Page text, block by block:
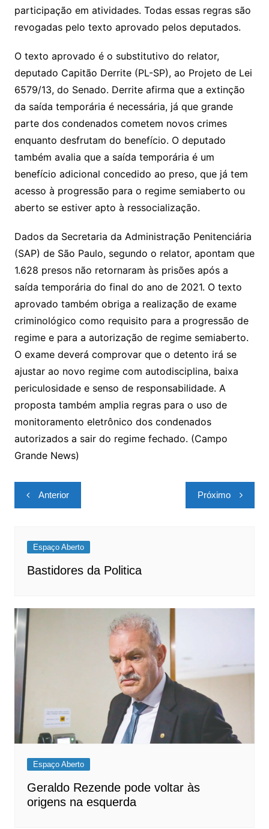
participação em atividades. Todas essas regras são
revogadas pelo texto aprovado pelos deputados.
O texto aprovado é o substitutivo do relator,
deputado Capitão Derrite (PL-SP), ao Projeto de Lei
6579/13, do Senado. Derrite afirma que a extinção
da saída temporária é necessária, já que grande
parte dos condenados cometem novos crimes
enquanto desfrutam do benefício. O deputado
também avalia que a saída temporária é um
benefício adicional concedido ao preso, que já tem
acesso à progressão para o regime semiaberto ou
aberto se estiver apto à ressocialização.
Dados da Secretaria da Administração Penitenciária
(SAP) de São Paulo, segundo o relator, apontam que
1.628 presos não retornaram às prisões após a
saída temporária do final do ano de 2021. O texto
aprovado também obriga a realização de exame
criminológico como requisito para a progressão de
regime e para a autorização de regime semiaberto.
O exame deverá comprovar que o detento irá se
ajustar ao novo regime com autodisciplina, baixa
periculosidade e senso de responsabilidade. A
proposta também amplia regras para o uso de
monitoramento eletrônico dos condenados
autorizados a sair do regime fechado. (Campo
Grande News)
Navegação
de
Anterior Próximo
Espaço Aberto
Bastidores da Politica
Espaço Aberto
Geraldo Rezende pode voltar às
origens na esquerda